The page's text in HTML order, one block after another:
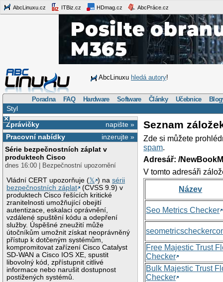
AbcLinuxu.cz ITBiz.cz HDmag.cz AbcPráce.cz
AbcLinuxu hledá autory!
Poradna FAQ Hardware Software Články Učebnice
Styl
×
napište »
Zprávičky
inzerujte »
Pracovní nabídky
Série bezpečnostních záplat v
produktech Cisco
dnes 16:00 | Bezpečnostní upozornění
Vládní CERT upozorňuje (𝕏 ) nasérii
bezpečnostních záplat
(CVSS 9.9) v
produktech Cisco řešících kritické
zranitelnosti umožňující obejití
autentizace, eskalaci oprávnění,
vzdálené spuštění kódu a odepření
služby. Úspěšné zneužití může
útočníkům umožnit získat neoprávněný
přístup k dotčeným systémům,
kompromitovat zařízení Cisco Catalyst
SD-WAN a Cisco IOS XE, spustit
libovolný kód, zpřístupnit citlivé
informace nebo narušit dostupnost
postižených systémů.
Seznam
Zde si můžete
spam.
Adresář: /
V tomto adresáři
Název
Seo Metrics Checker
Free Majestic Trust
Checker
Bulk Majestic Trust
Checker